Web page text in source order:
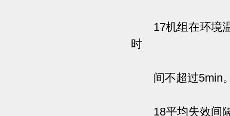
17机组在环境温
时
间不超过5min。
18平均失效间隔